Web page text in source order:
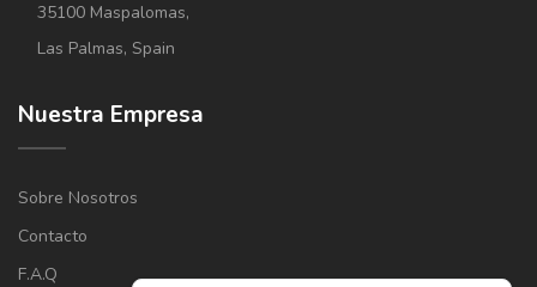
35100 Maspalomas,
Las Palmas, Spain
Nuestra Empresa
Sobre Nosotros
Contacto
F.A.Q